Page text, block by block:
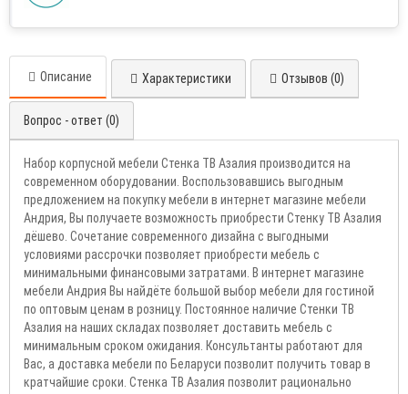
Описание Характеристики Отзывов (0)
Вопрос - ответ (0)
Набор корпусной мебели Стенка ТВ Азалия производится на
современном оборудовании. Воспользовавшись выгодным
предложением на покупку мебели в интернет магазине мебели
Андрия, Вы получаете возможность приобрести Стенку ТВ Азалия
дёшево. Сочетание современного дизайна с выгодными
условиями рассрочки позволяет приобрести мебель с
минимальными финансовыми затратами. В интернет магазине
мебели Андрия Вы найдёте большой выбор мебели для гостиной
по оптовым ценам в розницу. Постоянное наличие Стенки ТВ
Азалия на наших складах позволяет доставить мебель с
минимальным сроком ожидания. Консультанты работают для
Вас, а доставка мебели по Беларуси позволит получить товар в
кратчайшие сроки. Стенка ТВ Азалия позволит рационально